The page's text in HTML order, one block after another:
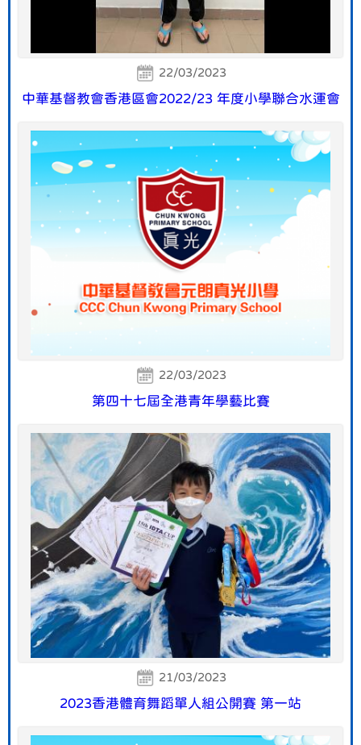
22/03/2023
中華基督教會香港區會2022/23 年度小學聯合水運會
22/03/2023
第四十七屆全港青年學藝比賽
21/03/2023
2023香港體育舞蹈單人組公開賽 第一站